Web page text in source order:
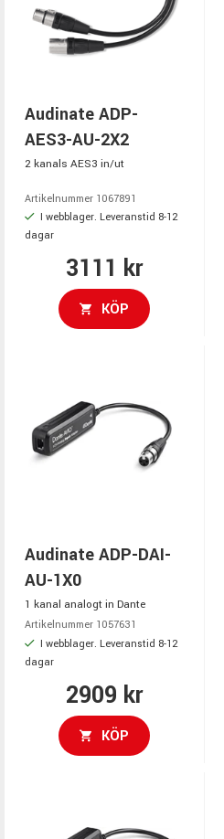
Audinate ADP-
AES3-AU-2X2
2 kanals AES3 in/ut
Artikelnummer 1067891
I webblager. Leveranstid 8-12
dagar
3111 kr
KÖP
Audinate ADP-DAI-
AU-1X0
1 kanal analogt in Dante
Artikelnummer 1057631
I webblager. Leveranstid 8-12
dagar
2909 kr
KÖP